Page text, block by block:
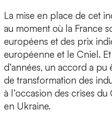
La mise en place de cet
au moment où la France
européens et des prix
européenne et le Cniel.
d’années, un accord a
de transformation des
à l’occasion des crises
en Ukraine.